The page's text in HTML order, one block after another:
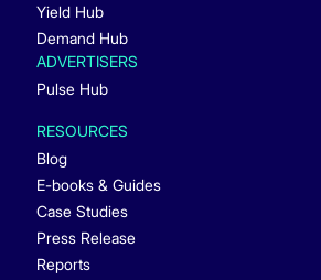
Yield Hub
Demand Hub
ADVERTISERS
Pulse Hub
RESOURCES
Blog
E-books & Guides
Case Studies
Press Release
Reports